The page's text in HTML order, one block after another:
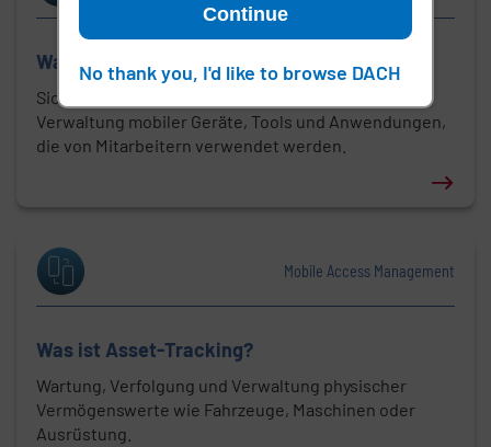
Was ist Mobile Device Management (MDM)?
Sichere Netzwerke und Daten bei gleichzeitiger
Verwaltung mobiler Geräte, Tools und Anwendungen,
die von Mitarbeitern verwendet werden.
Mobile Access Management
Was ist Asset-Tracking?
Wartung, Verfolgung und Verwaltung physischer
Vermögenswerte wie Fahrzeuge, Maschinen oder
Ausrüstung.
Continue
No thank you, I'd like to browse DACH